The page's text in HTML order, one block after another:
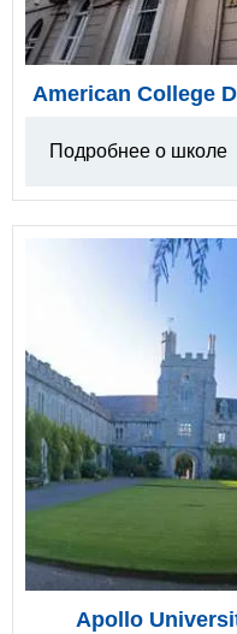
American College
Подробнее о школе
Apollo